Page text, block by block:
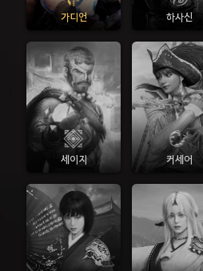
가디언 하사신
세이지 커세어